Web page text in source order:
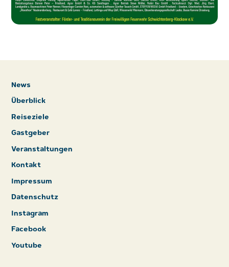
News
Überblick
Reiseziele
Gastgeber
Veranstaltungen
Kontakt
Impressum
Datenschutz
Instagram
Facebook
Youtube